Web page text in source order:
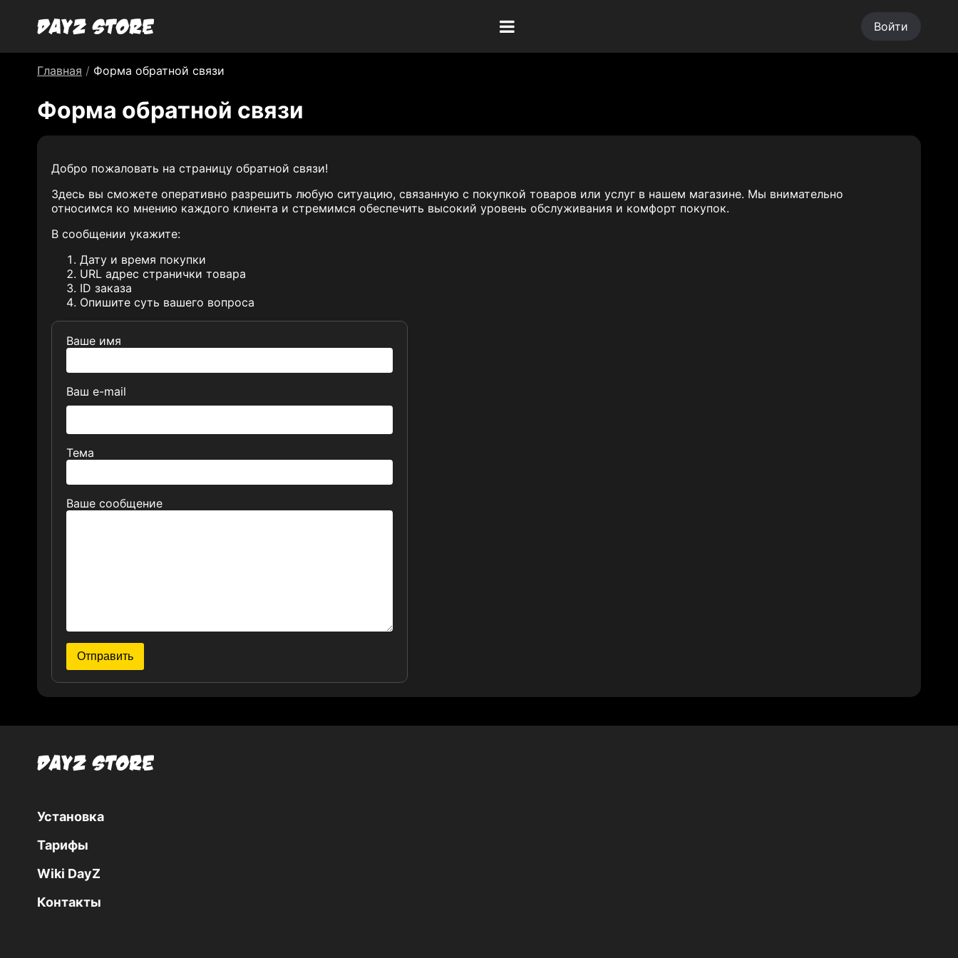
Войти
Главная / Форма обратной связи
Форма обратной связи
Добро пожаловать на страницу обратной связи!
Здесь вы сможете оперативно разрешить любую ситуацию, связанную с покупкой товаров или услуг в нашем магазине. Мы внимательно
относимся ко мнению каждого клиента и стремимся обеспечить высокий уровень обслуживания и комфорт покупок.
В сообщении укажите:
Дату и время покупки
URL адрес странички товара
ID заказа
Опишите суть вашего вопроса
Ваше имя
Ваш e-mail
Тема
Ваше сообщение
Установка
Тарифы
Wiki DayZ
Контакты